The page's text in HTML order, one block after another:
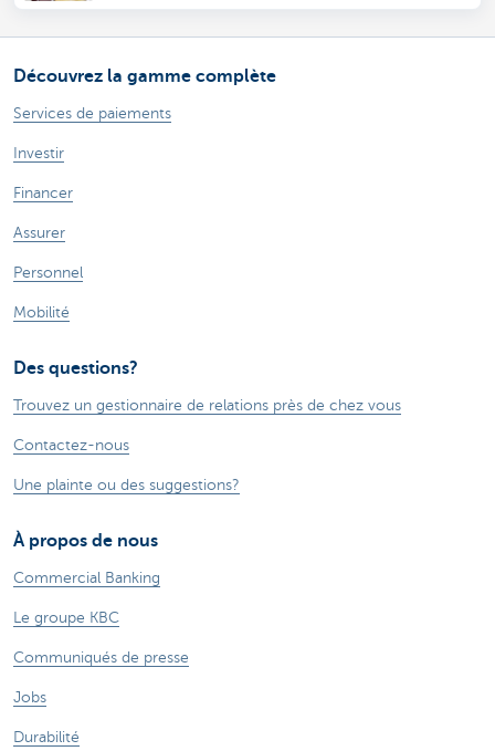
Découvrez la gamme complète
Services de paiements
Investir
Financer
Assurer
Personnel
Mobilité
Des questions?
Trouvez un gestionnaire de relations près de chez vous
Contactez-nous
Une plainte ou des suggestions?
À propos de nous
Commercial Banking
Le groupe KBC
Communiqués de presse
Jobs
Durabilité